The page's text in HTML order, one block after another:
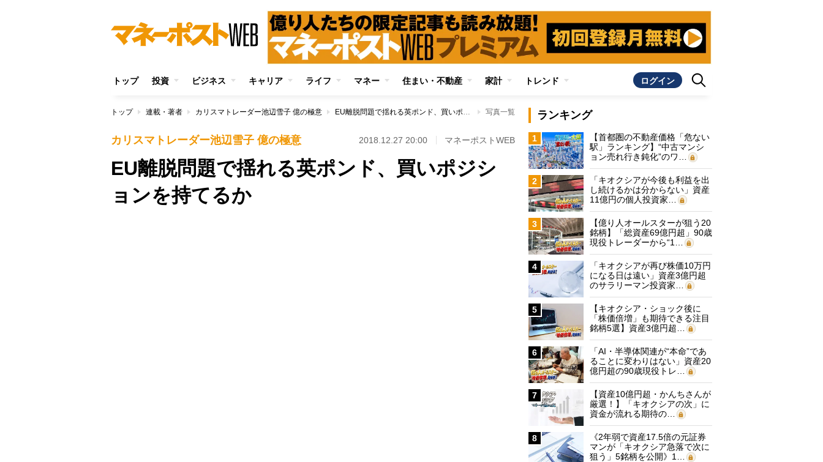
トップ 投資 ビジネス キャリア ライフ マネー 住まい・不動産 家計 トレンド ログイン
トップ 連載・著者 カリスマトレーダー池辺雪子 億の極意 EU離脱問題で揺れる英ポンド、買いポジションを持てるか 写真一覧
カリスマトレーダー池辺雪子 億の極意 2018.12.27 20:00 マネーポストWEB
EU離脱問題で揺れる英ポンド、買いポジシ
ョンを持てるか
ランキング
1
【首都圏の不動産価格「危ない
駅」ランキング】“中古マンシ
ョン売れ行き鈍化”のワ…
2
「キオクシアが今後も利益を出
し続けるかは分からない」資産
11億円の個人投資家…
3
【億り人オールスターが狙う20
銘柄】「総資産69億円超」90歳
現役トレーダーから“1…
4
「キオクシアが再び株価10万円
になる日は遠い」資産3億円超
のサラリーマン投資家…
5
【キオクシア・ショック後に
「株価倍増」も期待できる注目
銘柄5選】資産3億円超…
6
「AI・半導体関連が“本命”であ
ることに変わりはない」資産20
億円超の90歳現役トレ…
7
【資産10億円超・かんちさんが
厳選！】「キオクシアの次」に
資金が流れる期待の…
8
《2年弱で資産17.5倍の元証券
マンが「キオクシア急落で次に
狙う」5銘柄を公開》1…